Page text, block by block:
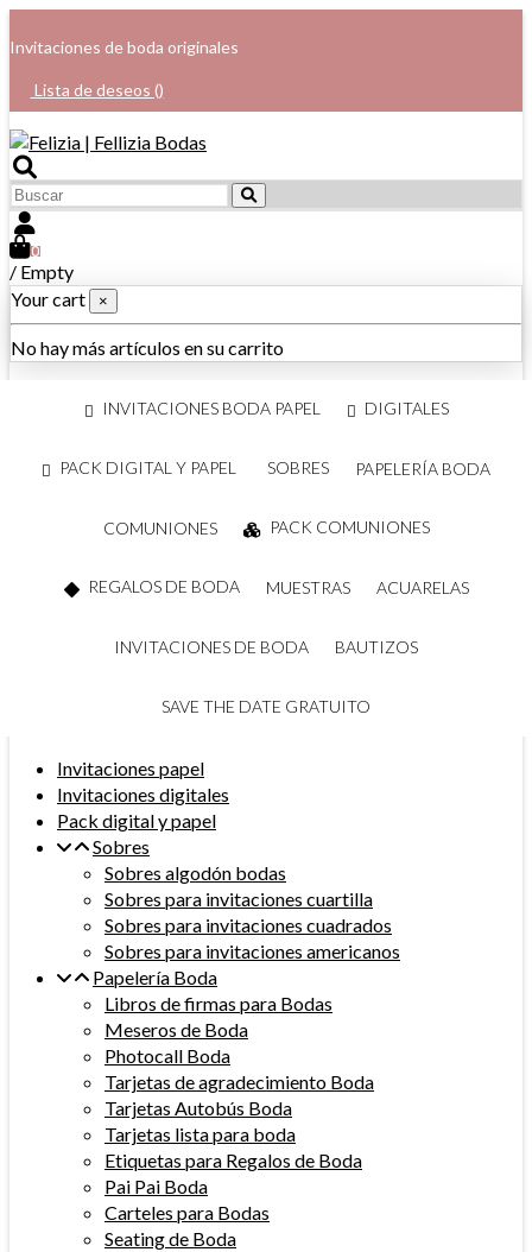
Invitaciones de boda originales
Lista de deseos ()
0
/ Empty
Your cart
×
No hay más artículos en su carrito
INVITACIONES BODA PAPEL DIGITALES
PACK DIGITAL Y PAPEL SOBRES PAPELERÍA BODA
COMUNIONES PACK COMUNIONES
REGALOS DE BODA MUESTRAS ACUARELAS
INVITACIONES DE BODA BAUTIZOS
SAVE THE DATE GRATUITO
Invitaciones papel
Invitaciones digitales
Pack digital y papel
Sobres
Sobres algodón bodas
Sobres para invitaciones cuartilla
Sobres para invitaciones cuadrados
Sobres para invitaciones americanos
Papelería Boda
Libros de firmas para Bodas
Meseros de Boda
Photocall Boda
Tarjetas de agradecimiento Boda
Tarjetas Autobús Boda
Tarjetas lista para boda
Etiquetas para Regalos de Boda
Pai Pai Boda
Carteles para Bodas
Seating de Boda